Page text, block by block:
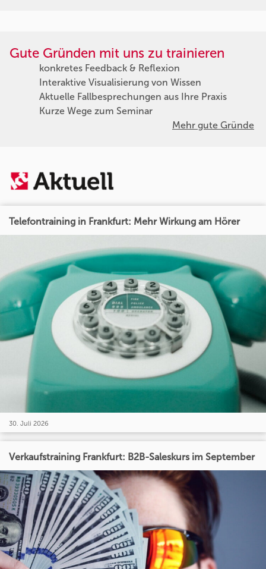
Gute Gründen mit uns zu trainieren
konkretes Feedback & Reflexion
Interaktive Visualisierung von Wissen
Aktuelle Fallbesprechungen aus Ihre Praxis
Kurze Wege zum Seminar
Mehr gute Gründe
Telefontraining in Frankfurt: Mehr Wirkung am Hörer
30. Juli 2026
Verkaufstraining Frankfurt: B2B-Saleskurs im September